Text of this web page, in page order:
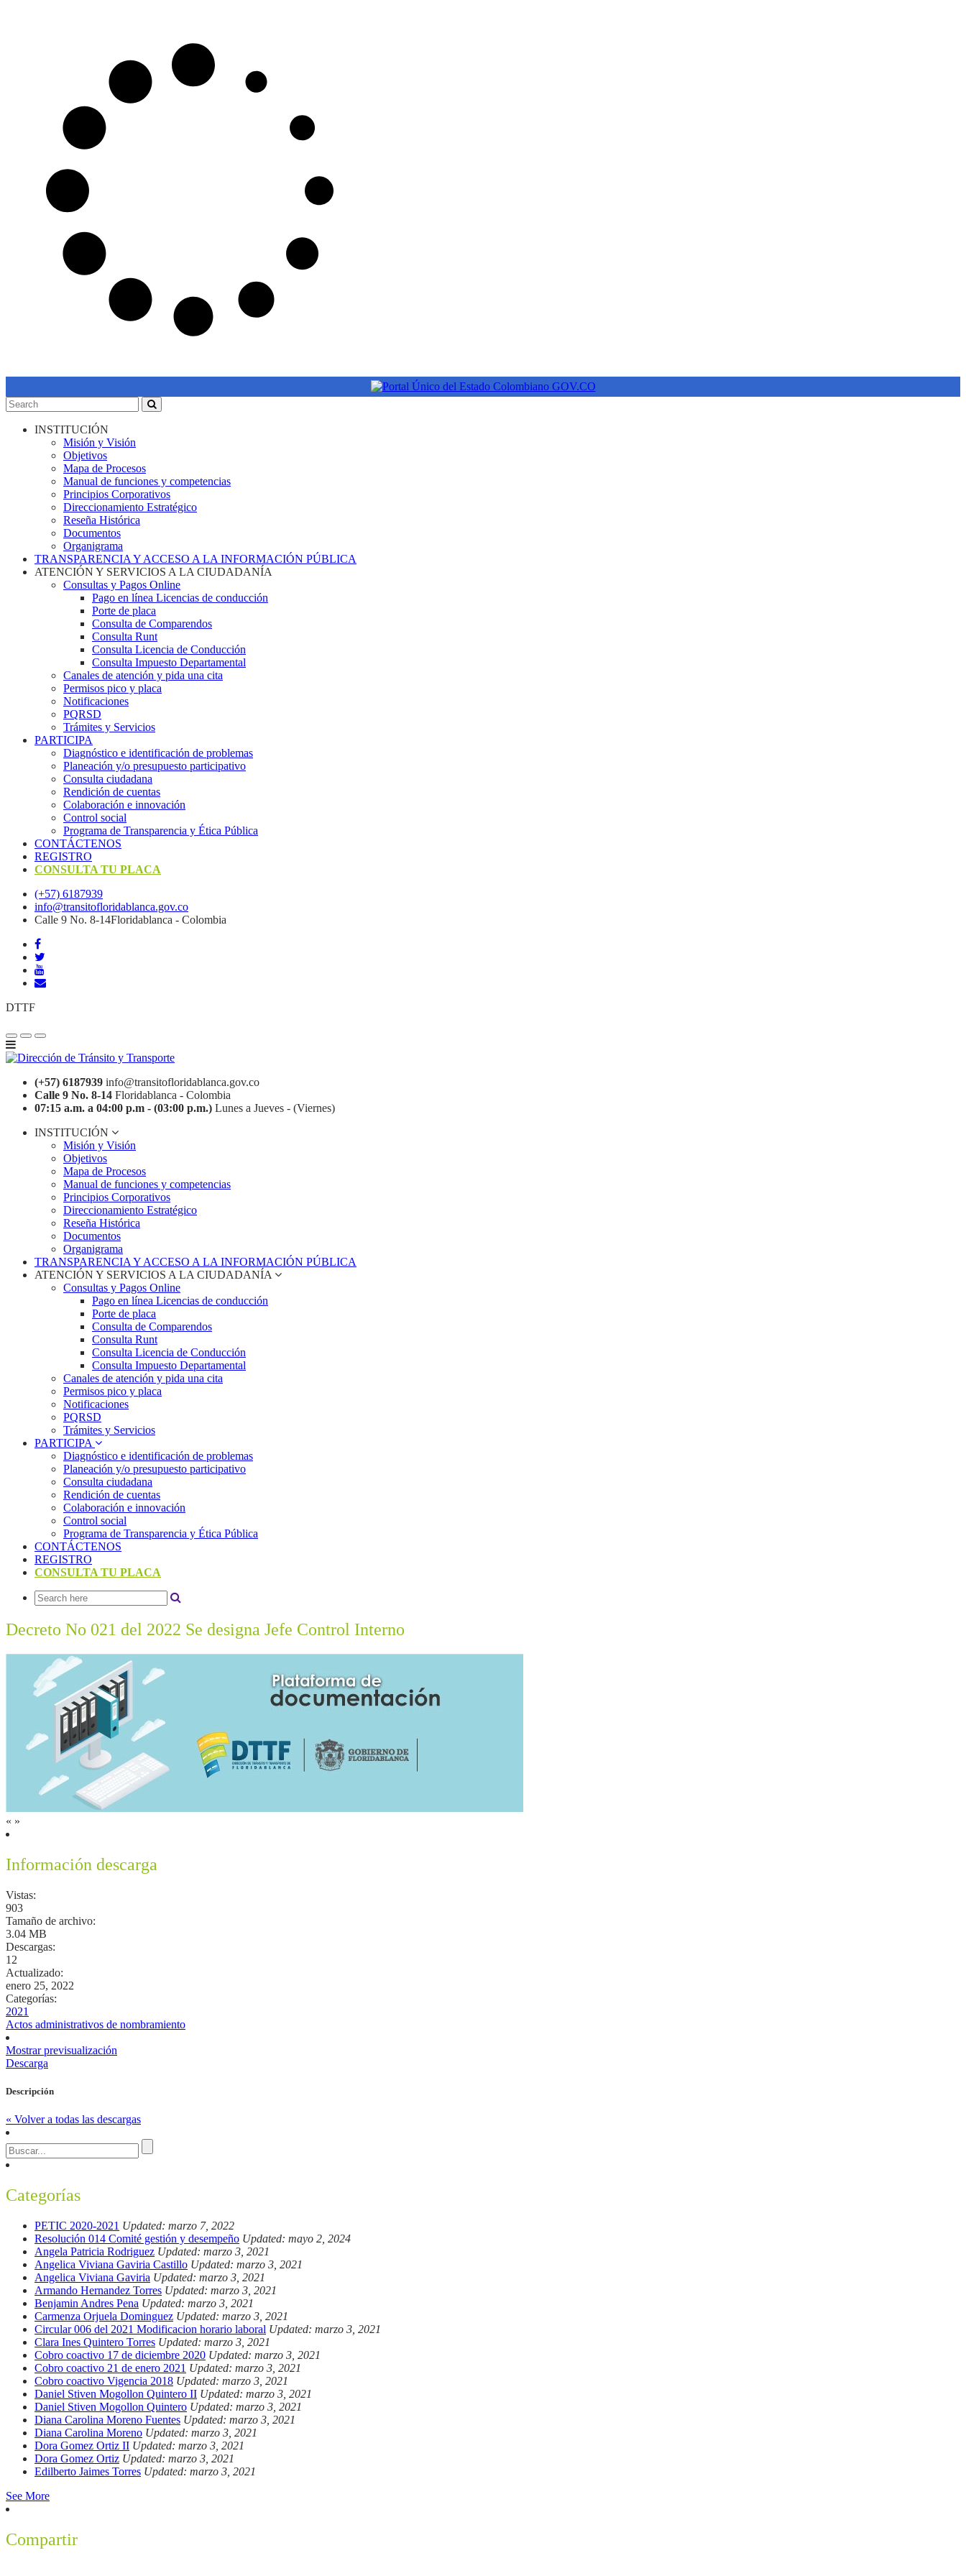
INSTITUCIÓN
Misión y Visión
Objetivos
Mapa de Procesos
Manual de funciones y competencias
Principios Corporativos
Direccionamiento Estratégico
Reseña Histórica
Documentos
Organigrama
TRANSPARENCIA Y ACCESO A LA INFORMACIÓN PÚBLICA
ATENCIÓN Y SERVICIOS A LA CIUDADANÍA
Consultas y Pagos Online
Pago en línea Licencias de conducción
Porte de placa
Consulta de Comparendos
Consulta Runt
Consulta Licencia de Conducción
Consulta Impuesto Departamental
Canales de atención y pida una cita
Permisos pico y placa
Notificaciones
PQRSD
Trámites y Servicios
PARTICIPA
Diagnóstico e identificación de problemas
Planeación y/o presupuesto participativo​
Consulta ciudadana
Rendición de cuentas
Colaboración e innovación
Control social
Programa de Transparencia y Ética Pública
CONTÁCTENOS
REGISTRO
CONSULTA TU PLACA
(+57) 6187939
info@transitofloridablanca.gov.co
Calle 9 No. 8-14Floridablanca - Colombia
DTTF
(+57) 6187939 info@transitofloridablanca.gov.co
Calle 9 No. 8-14 Floridablanca - Colombia
07:15 a.m. a 04:00 p.m - (03:00 p.m.) Lunes a Jueves - (Viernes)
INSTITUCIÓN
Misión y Visión
Objetivos
Mapa de Procesos
Manual de funciones y competencias
Principios Corporativos
Direccionamiento Estratégico
Reseña Histórica
Documentos
Organigrama
TRANSPARENCIA Y ACCESO A LA INFORMACIÓN PÚBLICA
ATENCIÓN Y SERVICIOS A LA CIUDADANÍA
Consultas y Pagos Online
Pago en línea Licencias de conducción
Porte de placa
Consulta de Comparendos
Consulta Runt
Consulta Licencia de Conducción
Consulta Impuesto Departamental
Canales de atención y pida una cita
Permisos pico y placa
Notificaciones
PQRSD
Trámites y Servicios
PARTICIPA
Diagnóstico e identificación de problemas
Planeación y/o presupuesto participativo​
Consulta ciudadana
Rendición de cuentas
Colaboración e innovación
Control social
Programa de Transparencia y Ética Pública
CONTÁCTENOS
REGISTRO
CONSULTA TU PLACA
Decreto No 021 del 2022 Se designa Jefe Control Interno
« »
Información descarga
Vistas:
903
Tamaño de archivo:
3.04 MB
Descargas:
12
Actualizado:
enero 25, 2022
Categorías:
2021
Actos administrativos de nombramiento
Mostrar previsualización
Descarga
Descripción
« Volver a todas las descargas
Categorías
PETIC 2020-2021 Updated: marzo 7, 2022
Resolución 014 Comité gestión y desempeño Updated: mayo 2, 2024
Angela Patricia Rodriguez Updated: marzo 3, 2021
Angelica Viviana Gaviria Castillo Updated: marzo 3, 2021
Angelica Viviana Gaviria Updated: marzo 3, 2021
Armando Hernandez Torres Updated: marzo 3, 2021
Benjamin Andres Pena Updated: marzo 3, 2021
Carmenza Orjuela Dominguez Updated: marzo 3, 2021
Circular 006 del 2021 Modificacion horario laboral Updated: marzo 3, 2021
Clara Ines Quintero Torres Updated: marzo 3, 2021
Cobro coactivo 17 de diciembre 2020 Updated: marzo 3, 2021
Cobro coactivo 21 de enero 2021 Updated: marzo 3, 2021
Cobro coactivo Vigencia 2018 Updated: marzo 3, 2021
Daniel Stiven Mogollon Quintero II Updated: marzo 3, 2021
Daniel Stiven Mogollon Quintero Updated: marzo 3, 2021
Diana Carolina Moreno Fuentes Updated: marzo 3, 2021
Diana Carolina Moreno Updated: marzo 3, 2021
Dora Gomez Ortiz II Updated: marzo 3, 2021
Dora Gomez Ortiz Updated: marzo 3, 2021
Edilberto Jaimes Torres Updated: marzo 3, 2021
See More
Compartir